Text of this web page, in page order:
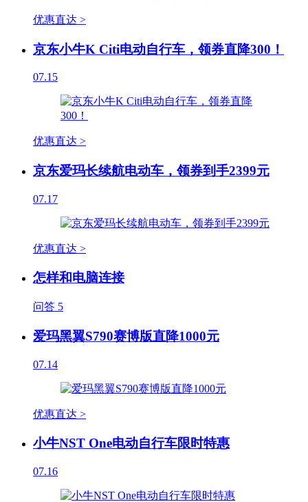
优惠直达 >
京东小牛K Citi电动自行车，领券直降300！
07.15
优惠直达 >
京东爱玛长续航电动车，领券到手2399元
07.17
优惠直达 >
怎样和电脑连接
问答 5
爱玛黑翼S790赛博版直降1000元
07.14
优惠直达 >
小牛NST One电动自行车限时特惠
07.16